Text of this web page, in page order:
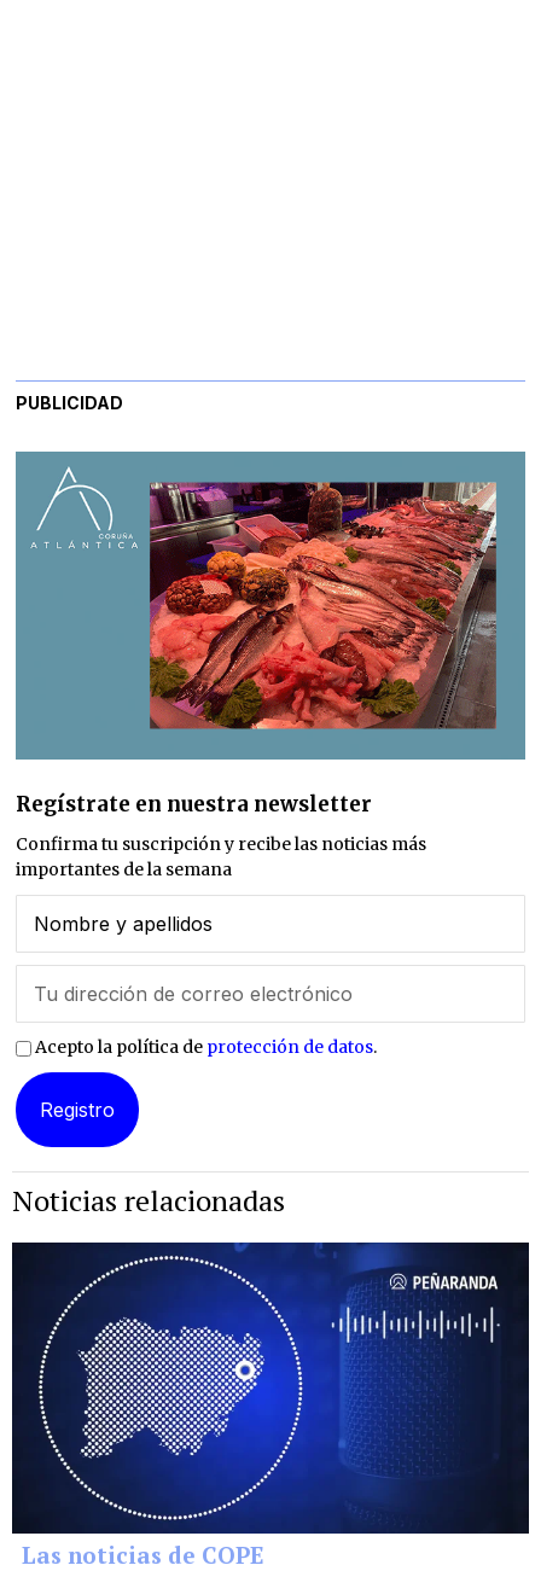
PUBLICIDAD
Regístrate en nuestra newsletter
Confirma tu suscripción y recibe las noticias más
importantes de la semana
Acepto la política de protección de datos.
Noticias relacionadas
Las noticias de COPE